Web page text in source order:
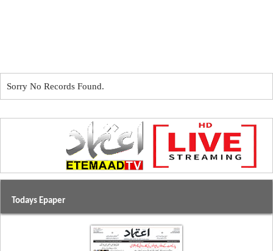
Sorry No Records Found.
Todays Epaper